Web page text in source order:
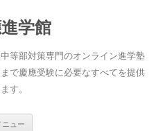
学館
等部対策専門のオンライン進学塾
で慶應受験に必要なすべてを提供
す。
ニュー